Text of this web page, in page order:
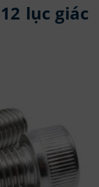
lục giác